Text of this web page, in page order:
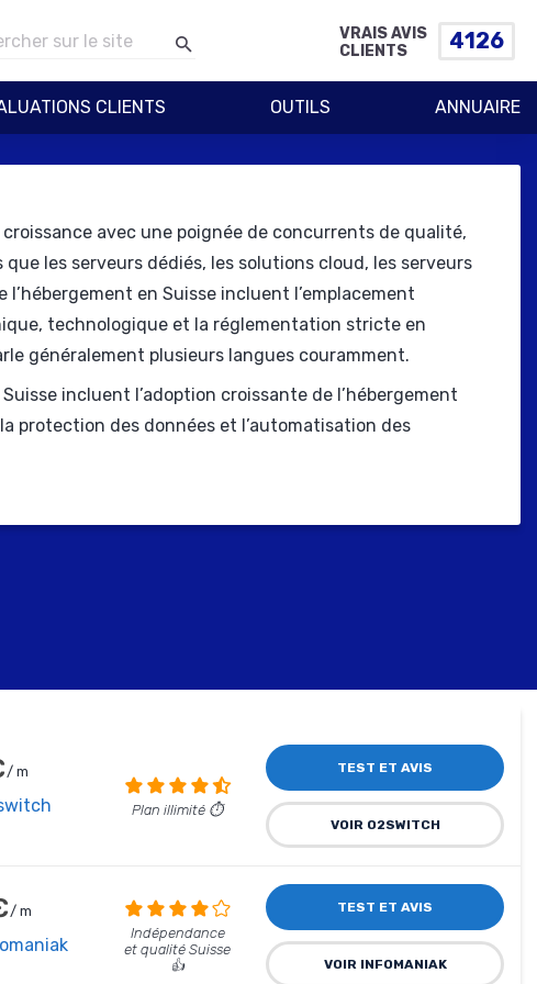
VRAIS AVIS
CLIENTS
4126
CLIENTS OUTILS ANNUAIRE
avec une poignée de concurrents de qualité,
les serveurs dédiés, les solutions cloud, les serveurs
en Suisse incluent l’emplacement
technologique et la réglementation stricte en
généralement plusieurs langues couramment.
incluent l’adoption croissante de l’hébergement
protection des données et l’automatisation des
/ m
Plan illimité ⏱️
TEST ET AVIS
VOIR O2SWITCH
/ m
Indépendance
et qualité Suisse
👍
TEST ET AVIS
VOIR INFOMANIAK